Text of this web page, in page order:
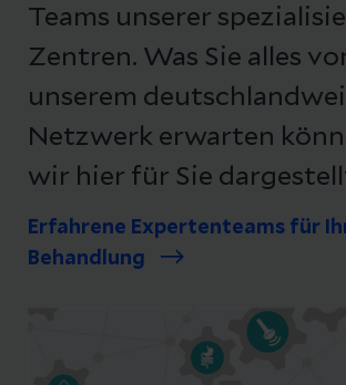
Teams unserer
Zentren. Was Sie alles
unserem
Netzwerk erwarten
wir hier für Sie
Erfahrene Expertenteams für
Behandlung